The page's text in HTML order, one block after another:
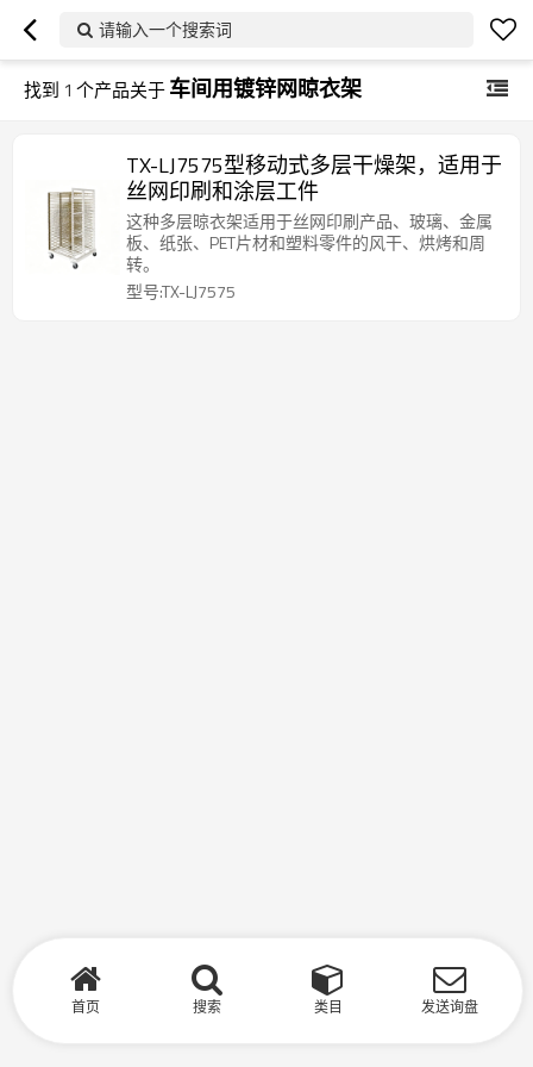
请输入一个搜索词
找到 1 个产品关于车间用镀锌网晾衣架
TX-LJ7575型移动式多层干燥架，适用于
丝网印刷和涂层工件
这种多层晾衣架适用于丝网印刷产品、玻璃、金属
板、纸张、PET片材和塑料零件的风干、烘烤和周
转。
型号:TX-LJ7575
首页 搜索 类目 发送询盘